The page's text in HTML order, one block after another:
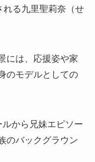
れる九里聖莉奈（せ
には、応援姿や家
のモデルとしての
から兄妹エピソー
のバックグラウン